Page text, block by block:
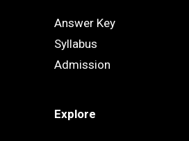
Answer Key
Syllabus
Admission
Explore